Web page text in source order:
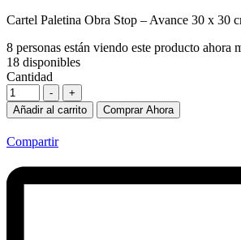
Cartel Paletina Obra Stop – Avance 30 x 30
8 personas están viendo este producto ahora
18 disponibles
Cantidad
-
+
Añadir al carrito
Comprar Ahora
Compartir